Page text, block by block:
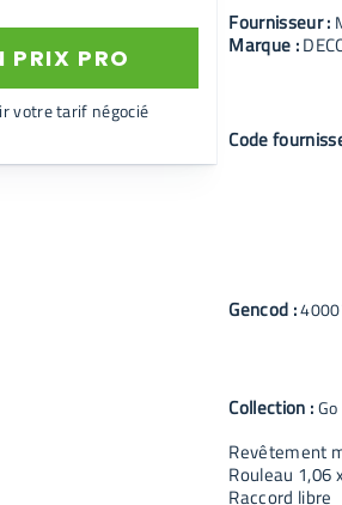
PRIX PRO
votre tarif négocié
Fournisseur :
Marque :
Code
Gencod :
Collection :
Revêtement
Rouleau 1,06
Raccord libre